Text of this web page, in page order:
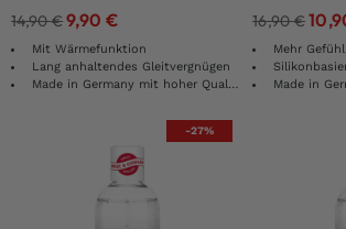
14,90€9,90 €
Mit Wärmefunktion
Lang anhaltendes Gleitvergnügen
Made in Germany mit hoher Qualität
16,90€
Mehr Gefühl
Made in
-27%